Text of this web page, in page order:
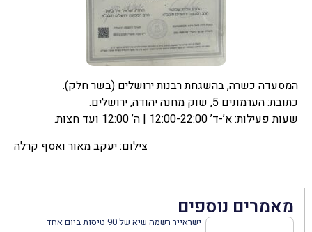
המסעדה כשרה, בהשגחת רבנות ירושלים (בשר חלק).
כתובת: הערמונים 5, שוק מחנה יהודה, ירושלים.
שעות פעילות: א’-ד’ 12:00-22:00 | ה’ 12:00 ועד חצות.
צילום: יעקב מאור ואסף קרלה
מאמרים נוספים
ישראייר רשמה שיא של 90 טיסות ביום אחד